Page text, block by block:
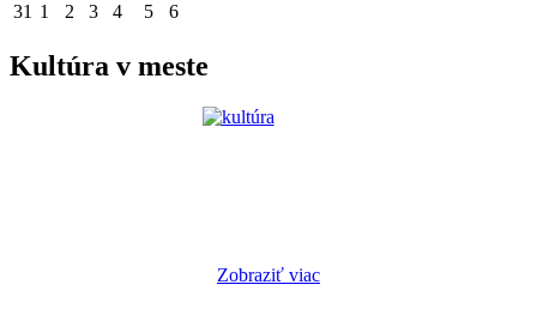
31 1 2 3 4 5 6
Kultúra v meste
Zobraziť viac